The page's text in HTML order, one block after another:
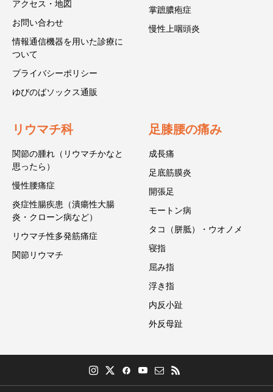
アクセス・地図
お問い合わせ
情報通信機器を用いた診療に
ついて
プライバシーポリシー
ゆびのばソックス通販
掌蹠膿疱症
慢性上咽頭炎
リウマチ科
関節の腫れ（リウマチかなと
思ったら）
慢性腰痛症
炎症性腸疾患（潰瘍性大腸
炎・クローン病など）
リウマチ性多発筋痛症
関節リウマチ
足膝腰の痛み
成長痛
足底筋膜炎
開張足
モートン病
タコ（胼胝）・ウオノメ
寝指
屈み指
浮き指
内反小趾
外反母趾